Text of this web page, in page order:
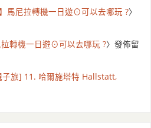
】馬尼拉轉機一日遊⊙可以去哪玩 ?〉
拉轉機一日遊⊙可以去哪玩 ?〉發佈留
子旅] 11. 哈爾施塔特 Hallstatt,